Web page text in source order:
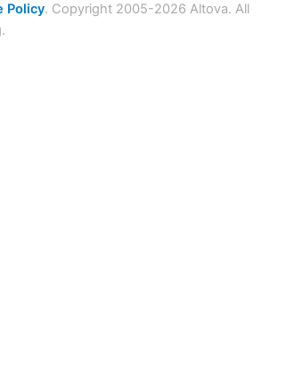
Policy. Copyright 2005-2026 Altova. All